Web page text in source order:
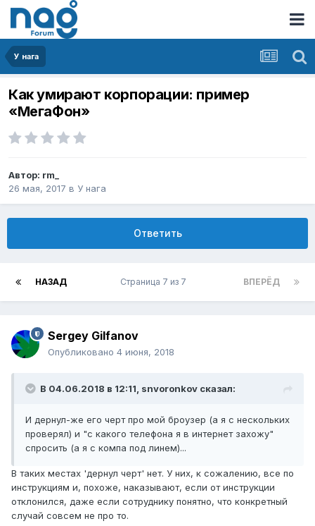
У нага
Как умирают корпорации: пример
«МегаФон»
Автор: rm_
26 мая, 2017 в У нага
Ответить
НАЗАД ВПЕРЁД
Страница 7 из 7
Sergey Gilfanov
Опубликовано 4 июня, 2018
В 04.06.2018 в 12:11, snvoronkov сказал:
И дернул-же его черт про мой броузер (а я с нескольких
проверял) и "с какого телефона я в интернет захожу"
спросить (а я с компа под линем)...
В таких местах 'дернул черт' нет. У них, к сожалению, все по
инструкциям и, похоже, наказывают, если от инструкции
отклонился, даже если сотруднику понятно, что конкретный
случай совсем не про то.